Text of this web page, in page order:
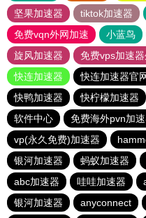
坚果加速器
tiktok加速器
免费vqn外网加速
小蓝鸟
旋风加速器
免费vps加速
快连加速器
快连加速器官
快鸭加速器
快柠檬加速器
软件中心
免费海外pvn加
vp(永久免费)加速器
银河加速器
蚂蚁加速器
abc加速器
哇哇加速器
银河加速器
anyconnect